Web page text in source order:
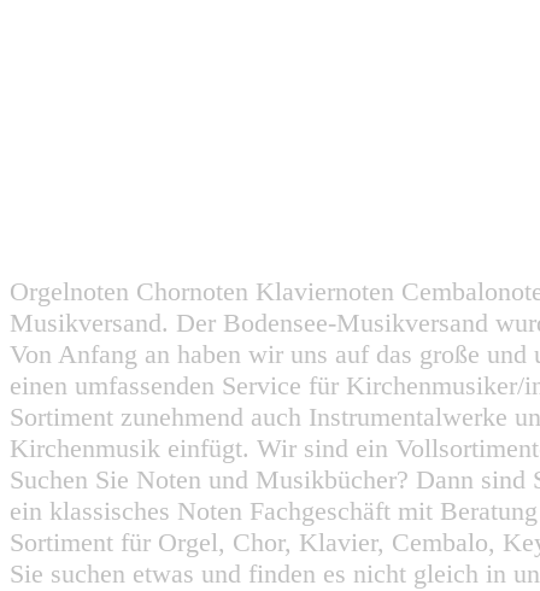
Orgelnoten Chornoten Klaviernoten
Musikversand. Der Bodensee-Musikversand
Von Anfang an haben wir uns auf das große
einen umfassenden Service für
Sortiment zunehmend auch Instrumentalwerke
Kirchenmusik einfügt. Wir sind ein
Suchen Sie Noten und Musikbücher? Dann
ein klassisches Noten Fachgeschäft mit
Sortiment für Orgel, Chor, Klavier, Cembalo,
Sie suchen etwas und finden es nicht gleich in